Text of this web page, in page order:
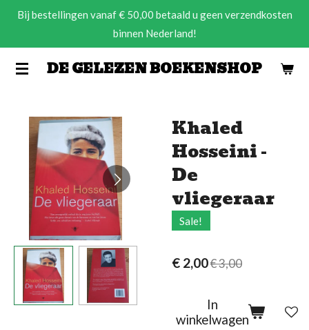
Ga
de
DE GELEZEN BOEKENSHOP
Bij bestellingen vanaf € 50,00 betaald u geen verzendkosten
binnen Nederland!
Khaled
Hosseini -
De
vliegeraar
Sale!
€ 2,00€ 3,00
In
winkelwagen